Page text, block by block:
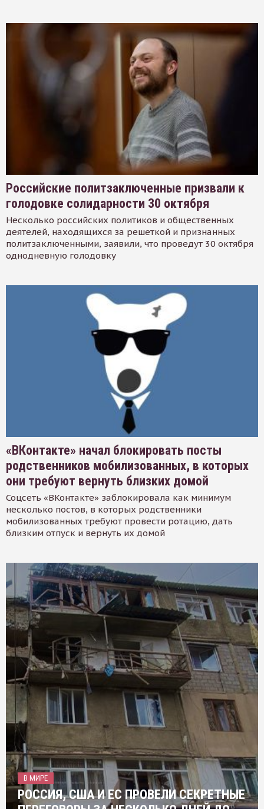
Российские политзаключенные призвали к
голодовке солидарности 30 октября
Несколько российских политиков и общественных
деятелей, находящихся за решеткой и признанных
политзаключенными, заявили, что проведут 30 октября
однодневную голодовку
«ВКонтакте» начал блокировать посты
родственников мобилизованных, в которых
они требуют вернуть близких домой
Соцсеть «ВКонтакте» заблокировала как минимум
несколько постов, в которых родственники
мобилизованных требуют провести ротацию, дать
близким отпуск и вернуть их домой
В МИРЕ
РОССИЯ, США И ЕС ПРОВЕЛИ СЕКРЕТНЫЕ